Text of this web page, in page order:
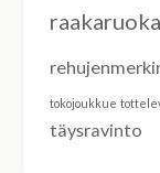
raakaruoka
tokojoukkue
täysravinto